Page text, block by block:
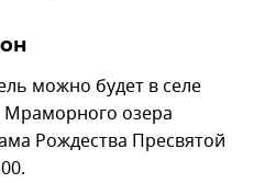
можно будет в селе
Мраморного озера
Рождества Пресвятой